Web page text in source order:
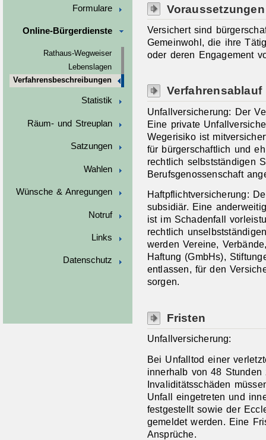
Formulare
Online-Bürgerdienste
Rathaus-Wegweiser
Lebenslagen
Verfahrensbeschreibungen
Statistik
Räum- und Streuplan
Satzungen
Wahlen
Wünsche & Anregungen
Notruf
Links
Datenschutz
Voraussetzungen
Versichert sind
Gemeinwohl, die ihre
oder deren Engagement
Verfahrensablauf
Unfallversicherung: Der
Eine private
Wegerisiko ist
für bürgerschaftlich und
rechtlich selbstständigen
Berufsgenossenschaft
Haftpflichtversicherung:
subsidiär. Eine
ist im Schadenfall
rechtlich
werden Vereine,
Haftung (GmbHs),
entlassen, für den
sorgen.
Fristen
Unfallversicherung:
Bei Unfalltod einer
innerhalb von 48
Invaliditätsschäden
Unfall eingetreten und
festgestellt sowie der
gemeldet werden. Eine
Ansprüche.